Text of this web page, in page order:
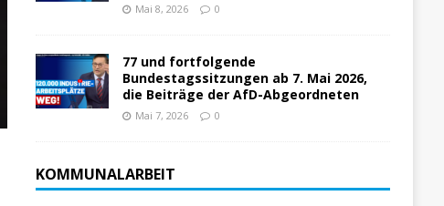
Mai 8, 2026 0
77 und fortfolgende
Bundestagssitzungen ab 7. Mai 2026,
die Beiträge der AfD-Abgeordneten
Mai 7, 2026 0
KOMMUNALARBEIT